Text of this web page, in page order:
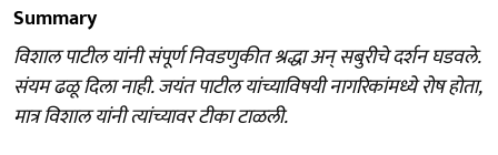
Summary
विशाल पाटील यांनी संपूर्ण निवडणुकीत श्रद्धा अन् सबुरीचे दर्शन घडवले.
संयम ढळू दिला नाही. जयंत पाटील यांच्याविषयी नागरिकांमध्ये रोष होता,
मात्र विशाल यांनी त्यांच्यावर टीका टाळली.